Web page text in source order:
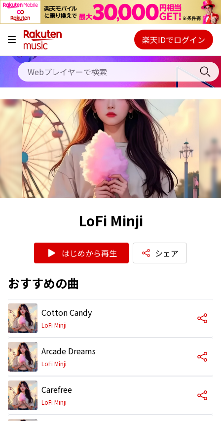
キャンペーン
料金プラン
使い方
初回30日間無料お試し
Webプレイヤー
ご契約内容の確認・変更
楽天IDでログイン
LoFi Minji
はじめから再生 シェア
おすすめの曲
Cotton Candy
LoFi Minji
Arcade Dreams
LoFi Minji
Carefree
LoFi Minji